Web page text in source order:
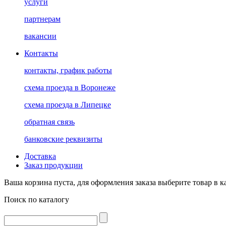
услуги
партнерам
вакансии
Контакты
контакты, график работы
схема проезда в Воронеже
схема проезда в Липецке
обратная связь
банковские реквизиты
Доставка
Заказ продукции
Ваша корзина пуста, для оформления заказа выберите товар в
Поиск по каталогу